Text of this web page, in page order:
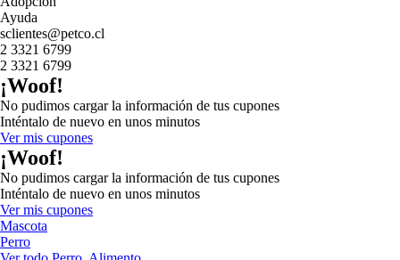
Ayuda
sclientes@petco.cl
2 3321 6799
2 3321 6799
¡Woof!
No pudimos cargar la información de tus cupones
Inténtalo de nuevo en unos minutos
Ver mis cupones
¡Woof!
No pudimos cargar la información de tus cupones
Inténtalo de nuevo en unos minutos
Ver mis cupones
Mascota
Perro